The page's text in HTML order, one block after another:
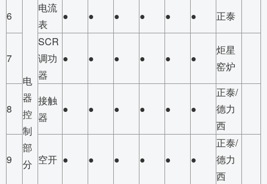
电
器
控
制
部
分
6
电流
表
● ● ● ● ● ● 正泰
7
SCR
调功
器
● ● ● ● ● ●
炬星
窑炉
8
接触
器
● ● ● ● ● ●
正泰/
德力
西
9 空开 ● ● ● ● ● ●
正泰/
德力
西